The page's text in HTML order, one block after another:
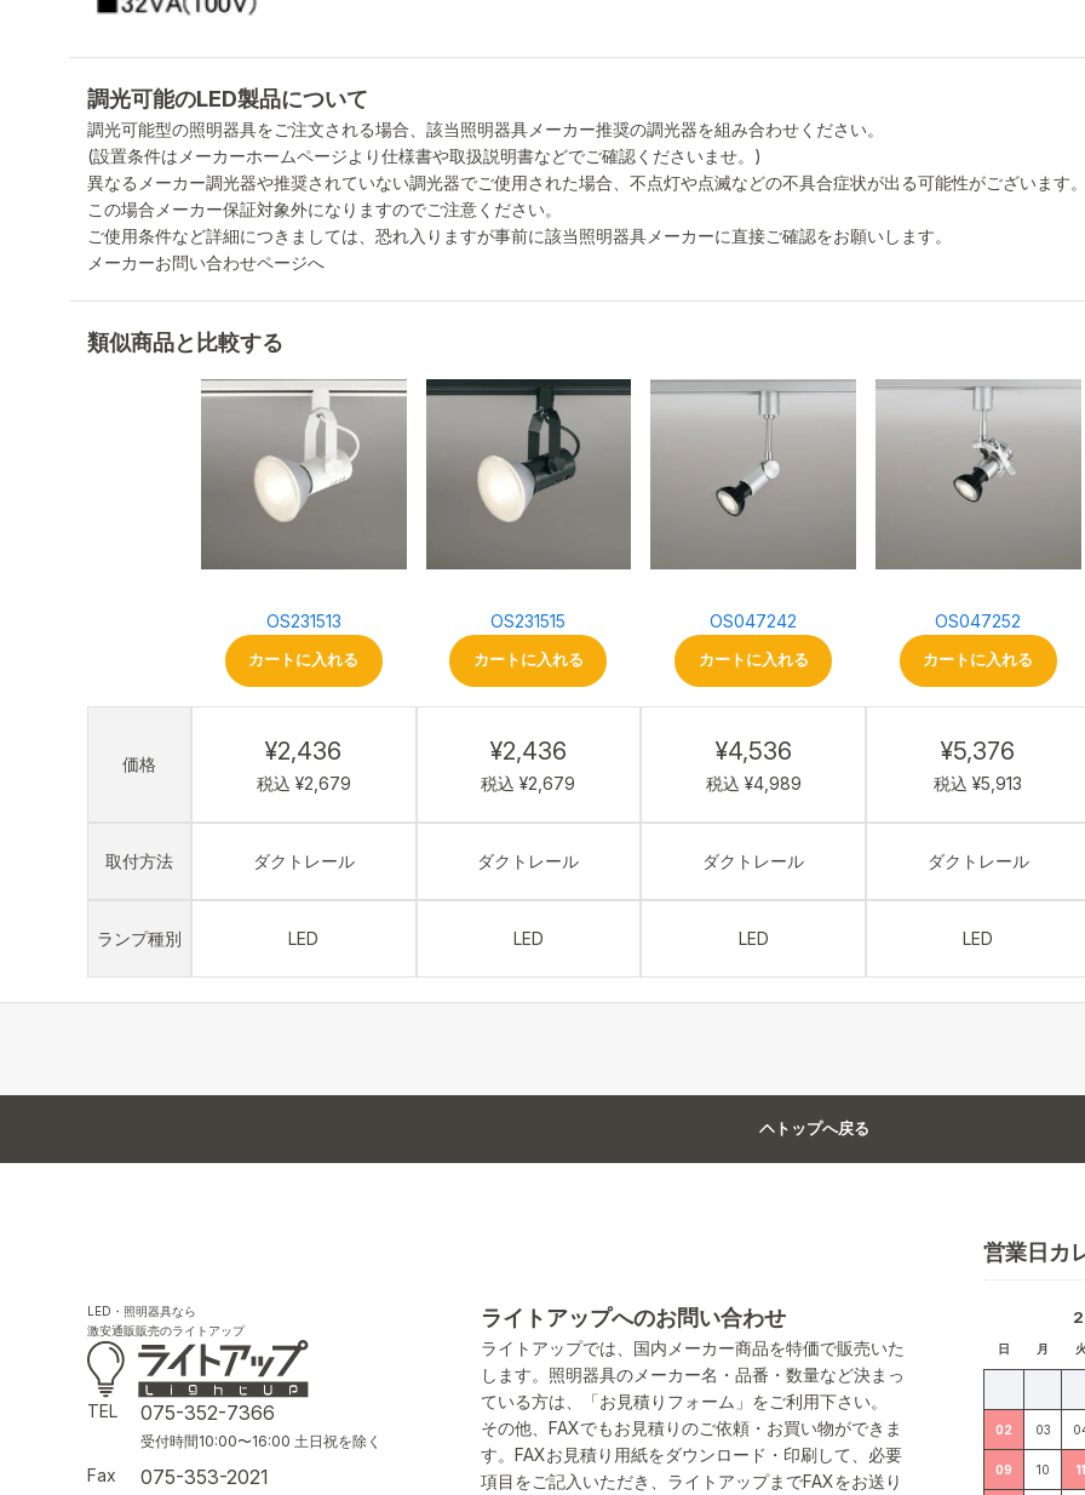
調光可能のLED製品について
調光可能型の照明器具をご注文される場合、該当照明器具メーカー推奨の調光器を組み合わせください。
(設置条件はメーカーホームページより仕様書や取扱説明書などでご確認くださいませ。)
異なるメーカー調光器や推奨されていない調光器でご使用された場合、不点灯や点滅などの不具合症状が出る可能性がございます。
この場合メーカー保証対象外になりますのでご注意ください。
ご使用条件など詳細につきましては、恐れ入りますが事前に該当照明器具メーカーに直接ご確認をお願いします。
メーカーお問い合わせページへ
類似商品と比較する
価格
取付方法
ランプ種別
OS231513
カートに入れる
¥2,436
税込 ¥2,679
ダクトレール
LED
OS231515
カートに入れる
¥2,436
税込 ¥2,679
ダクトレール
LED
OS047242
カートに入れる
¥4,536
税込 ¥4,989
ダクトレール
LED
OS047252
カートに入れる
¥5,376
税込 ¥5,913
ダクトレール
LED
トップへ戻る
LED・照明器具なら
激安通販販売のライトアップ
TEL 075-352-7366
受付時間10:00〜16:00 土日祝を除く
Fax 075-353-2021
ライトアップへのお問い合わせ
ライトアップでは、国内メーカー商品を特価で販売いた
します。照明器具のメーカー名・品番・数量など決まっ
ている方は、「お見積りフォーム」をご利用下さい。
その他、FAXでもお見積りのご依頼・お買い物ができま
す。FAXお見積り用紙をダウンロード・印刷して、必要
項目をご記入いただき、ライトアップまでFAXをお送り
営業日カ
日 月 火
02 03
09 10 11